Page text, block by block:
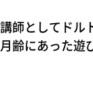
講師としてドル
月齢にあった遊